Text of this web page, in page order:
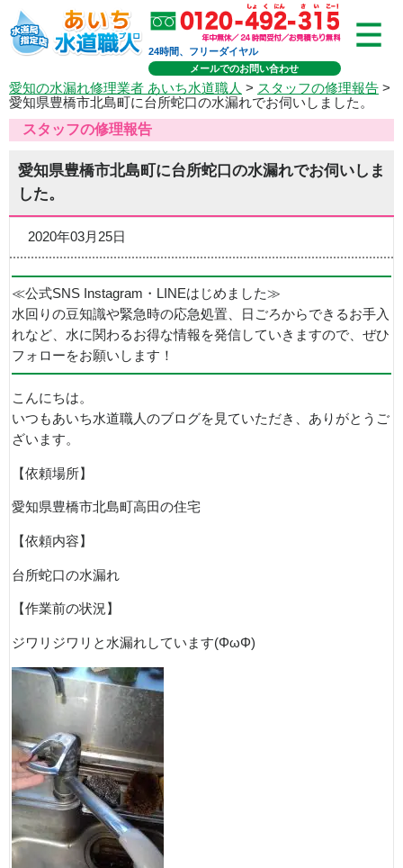
24時間、フリーダイヤル
メールでのお問い合わせ
愛知の水漏れ修理業者 あいち水道職人 > スタッフの修理報告 >
愛知県豊橋市北島町に台所蛇口の水漏れでお伺いしました。
スタッフの修理報告
愛知県豊橋市北島町に台所蛇口の水漏れでお伺いしま
した。
2020年03月25日
≪公式SNS Instagram・LINEはじめました≫
水回りの豆知識や緊急時の応急処置、日ごろからできるお手入
れなど、水に関わるお得な情報を発信していきますので、ぜひ
フォローをお願いします！
こんにちは。
いつもあいち水道職人のブログを見ていただき、ありがとうご
ざいます。
【依頼場所】
愛知県豊橋市北島町高田の住宅
【依頼内容】
台所蛇口の水漏れ
【作業前の状況】
ジワリジワリと水漏れしています(ΦωΦ)